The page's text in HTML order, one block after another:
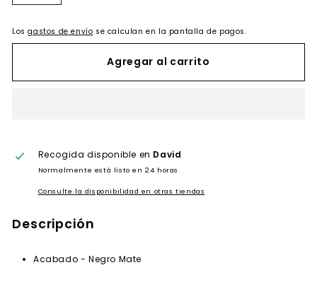
Losgastos de envío se calculan en la pantalla de pagos.
Agregar al carrito
Recogida disponible en David
Normalmente está listo en 24 horas
Consulte la disponibilidad en otras tiendas
Descripción
Acabado - Negro Mate